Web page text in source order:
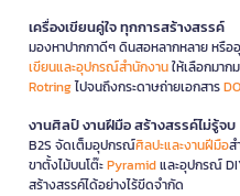
เครื่องเขียนคู่ใจ ทุกการสร้างสรรค์
มองหาปากกาดีๆ ดินสอหลากหลาย หรื
เขียนและอุปกรณ์สำนักงานให้เลือกมา
Rotringไปจนถึงกระดาษถ่ายเอกสาร
งานศิลป์ งานฝีมือ สร้างสรรค์ไม่รู้จบ
B2S จัดเต็มอุปกรณ์ศิลปะและงานฝีมือส
ขาตั้งไม้บนโต๊ะPyramidและอุปกรณ์
สร้างสรรค์ได้อย่างไร้ขีดจำกัด